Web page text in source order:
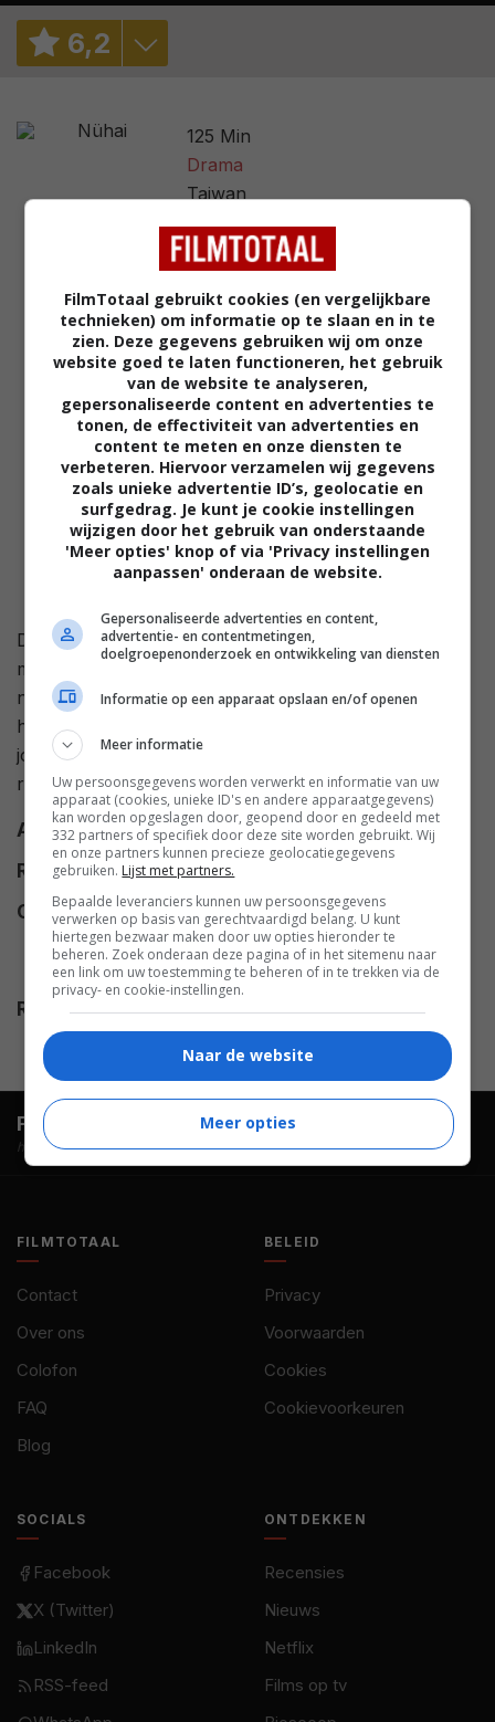
6,2
3,0/ 5
125 Min
Drama
Taiwan
De jonge Hsiao-lee heeft veel aan haar vriendschap
met Li-li. Deze belichaamt de dromen die Hsiao-lee tot
nu toe heeft genegeerd. Hsiao-lee wordt echter aan
het verleden van haar moeder herinnerd, die in haar
jongere jaren met dezelfde obstakels worstelde. Ze
raakt verstrikt in een vicieuze wanhopige cyclus.
Alt titel
Girl
Regie
Shu Qi.
Cast
Roy Chiu,Esther Liu,Bamboo
Chu-Sheng Chen ,Xiao-Ying Bai
Yu-Fei Lai,Pin-Tung Lin,9m88.
Release
03.09.2025
FilmTotaal. Hét online filmoverzicht.
hosted by
FILMTOTAAL
Contact
Over ons
Colofon
FAQ
Blog
BELEID
Privacy
Voorwaarden
Cookies
Cookievoorkeuren
SOCIALS
Facebook
X (Twitter)
LinkedIn
RSS-feed
ONTDEKKEN
Recensies
Nieuws
Netflix
Films op tv
FilmTotaal gebruikt cookies (en vergelijkbare
technieken) om informatie op te slaan en in te
zien. Deze gegevens gebruiken wij om onze
website goed te laten functioneren, het gebruik
van de website te analyseren,
gepersonaliseerde content en advertenties te
tonen, de effectiviteit van advertenties en
content te meten en onze diensten te
verbeteren. Hiervoor verzamelen wij gegevens
zoals unieke advertentie ID’s, geolocatie en
surfgedrag. Je kunt je cookie instellingen
wijzigen door het gebruik van onderstaande
'Meer opties' knop of via 'Privacy instellingen
aanpassen' onderaan de website.
Gepersonaliseerde advertenties en content,
advertentie- en contentmetingen,
doelgroepenonderzoek en ontwikkeling van diensten
Informatie op een apparaat opslaan en/of openen
Meer informatie
Uw persoonsgegevens worden verwerkt en informatie van uw
apparaat (cookies, unieke ID's en andere apparaatgegevens)
kan worden opgeslagen door, geopend door en gedeeld met
332 partners of specifiek door deze site worden gebruikt. Wij
en onze partners kunnen precieze geolocatiegegevens
gebruiken. Lijst met partners.
Bepaalde leveranciers kunnen uw persoonsgegevens
verwerken op basis van gerechtvaardigd belang. U kunt
hiertegen bezwaar maken door uw opties hieronder te
beheren. Zoek onderaan deze pagina of in het sitemenu naar
een link om uw toestemming te beheren of in te trekken via de
privacy- en cookie-instellingen.
Naar de website
Meer opties